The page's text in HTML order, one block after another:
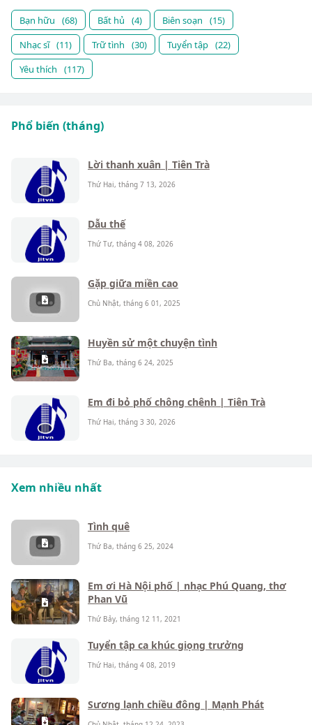
Bạn hữu (68) Bất hủ (4) Biên soạn
(15)
Nhạc sĩ (11) Trữ tình (30) Tuyển tập (22)
Yêu thích
(117)
Phổ biến (tháng)
Lời thanh xuân | Tiên Trà
Thứ Hai, tháng 7 13, 2026
Dẫu thế
Thứ Tư, tháng 4 08, 2026
Gặp giữa miền cao
Chủ Nhật, tháng 6 01, 2025
Huyền sử một chuyện tình
Thứ Ba, tháng 6 24, 2025
Em đi bỏ phố chông chênh | Tiên Trà
Thứ Hai, tháng 3 30, 2026
Xem nhiều nhất
Tình quê
Thứ Ba, tháng 6 25, 2024
Em ơi Hà Nội phố | nhạc Phú Quang, thơ
Phan Vũ
Thứ Bảy, tháng 12 11, 2021
Tuyển tập ca khúc giọng trưởng
Thứ Hai, tháng 4 08, 2019
Sương lạnh chiều đông | Mạnh Phát